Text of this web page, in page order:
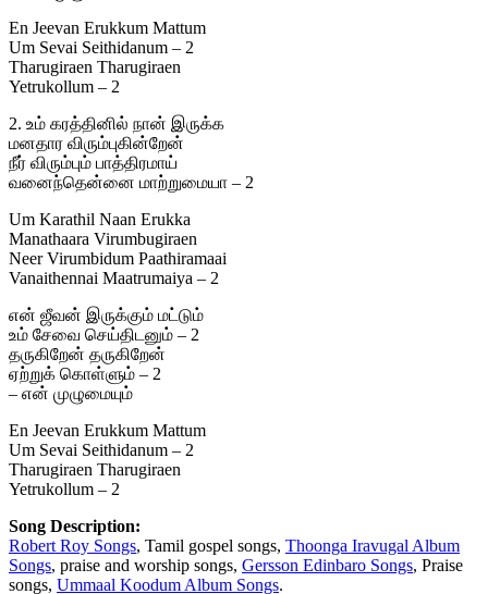
En Jeevan Erukkum Mattum
Um Sevai Seithidanum – 2
Tharugiraen Tharugiraen
Yetrukollum – 2
2. உம் கரத்தினில் நான் இருக்க
மனதார விரும்புகின்றேன்
நீர் விரும்பும் பாத்திரமாய்
வனைந்தென்னை மாற்றுமையா – 2
Um Karathil Naan Erukka
Manathaara Virumbugiraen
Neer Virumbidum Paathiramaai
Vanaithennai Maatrumaiya – 2
என் ஜீவன் இருக்கும் மட்டும்
உம் சேவை செய்திடனும் – 2
தருகிறேன் தருகிறேன்
ஏற்றுக் கொள்ளும் – 2
– என் முழுமையும்
En Jeevan Erukkum Mattum
Um Sevai Seithidanum – 2
Tharugiraen Tharugiraen
Yetrukollum – 2
Song Description:
Robert Roy Songs, Tamil gospel songs, Thoonga Iravugal Album
Songs, praise and worship songs, Gersson Edinbaro Songs, Praise
songs, Ummaal Koodum Album Songs.